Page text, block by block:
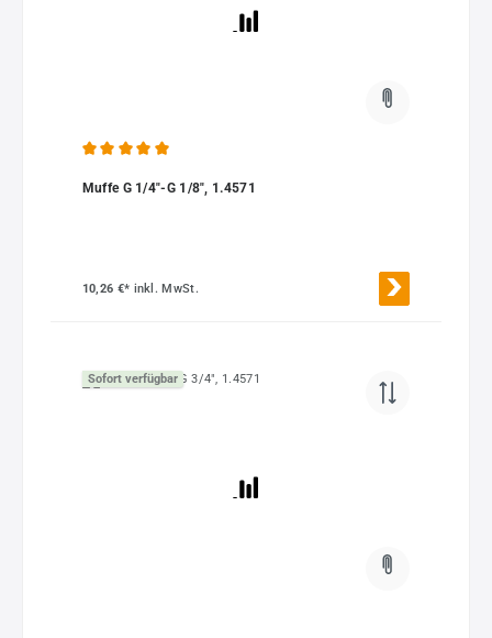
Muffe G 1/4"-G 1/8", 1.4571
10,26 €* inkl. MwSt.
Sofort verfügbar